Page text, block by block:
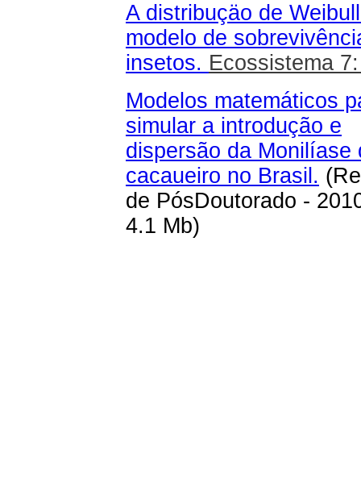
A distribuçäo de
modelo de
insetos. Ecossistema
Modelos matemáticos
simular a introdução e
dispersão da Monilíase
cacaueiro no Brasil.
de PósDoutorado -
4.1 Mb)